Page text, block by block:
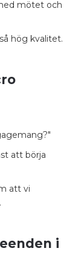
mötet och
hög kvalitet.
att börja
att vi
i